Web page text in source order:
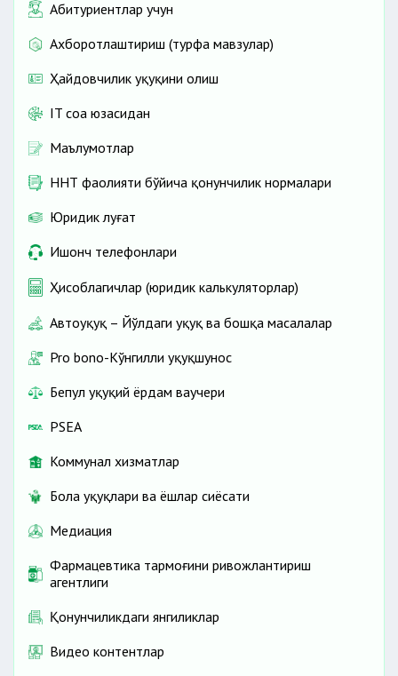
Абитуриентлар учун
Ахборотлаштириш (турфа мавзулар)
Ҳайдовчилик ҳуқуқини олиш
IT соҳа юзасидан
Маълумотлар
ННТ фаолияти бўйича қонунчилик нормалари
Юридик луғат
Ишонч телефонлари
Ҳисоблагичлар (юридик калькуляторлар)
Автоҳуқуқ – Йўлдаги ҳуқуқ ва бошқа масалалар
Pro bono-Кўнгилли ҳуқуқшунос
Бепул ҳуқуқий ёрдам ваучери
PSEA
Коммунал хизматлар
Бола ҳуқуқлари ва ёшлар сиёсати
Медиация
Фармацевтика тармоғини ривожлантириш
агентлиги
Қонунчиликдаги янгиликлар
Видео контентлар